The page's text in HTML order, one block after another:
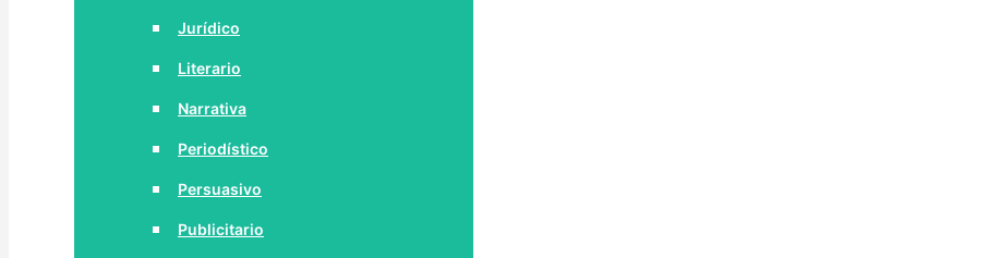
Jurídico
Literario
Narrativa
Periodístico
Persuasivo
Publicitario